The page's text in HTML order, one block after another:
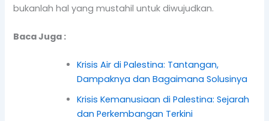
bukanlah hal yang mustahil untuk diwujudkan.
Baca Juga :
Krisis Air di Palestina: Tantangan,
Dampaknya dan Bagaimana Solusinya
Krisis Kemanusiaan di Palestina: Sejarah
dan Perkembangan Terkini